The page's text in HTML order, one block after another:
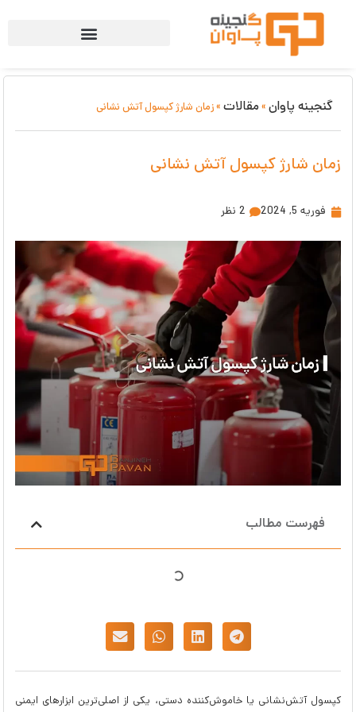
گنجینه پاوان» مقالات»زمان شارژ کپسول آتش نشانی
زمان شارژ کپسول آتش نشانی
فوریه 5, 2024 2 نظر
فهرست مطالب
کپسول آتش‌نشانی یا خاموش‌کننده دستی، یکی از اصلی‌ترین ابزارهای ایمنی